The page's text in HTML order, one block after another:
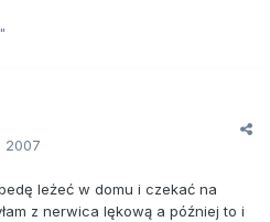
2007
leżeć w domu i czekać na
z nerwica lękową a później to i